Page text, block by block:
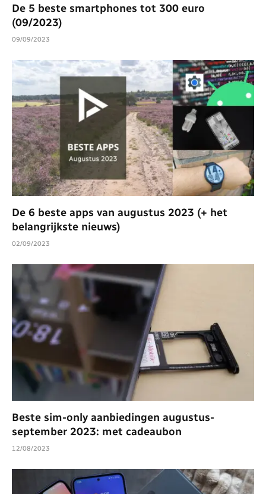
De 5 beste smartphones tot 300 euro
(09/2023)
09/09/2023
De 6 beste apps van augustus 2023 (+ het
belangrijkste nieuws)
02/09/2023
Beste sim-only aanbiedingen augustus-
september 2023: met cadeaubon
12/08/2023